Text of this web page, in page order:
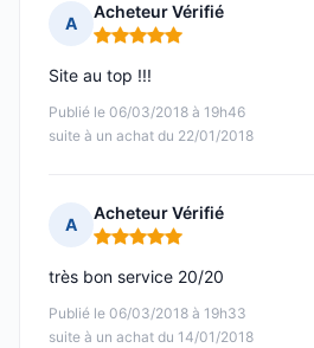
A
Acheteur Vérifié
Note : 5 sur 5
Publié le 06/03/2018 à 19h46
suite à un achat du 22/01/2018
Site au top !!!
A
Acheteur Vérifié
Note : 5 sur 5
Publié le 06/03/2018 à 19h33
suite à un achat du 14/01/2018
très bon service 20/20